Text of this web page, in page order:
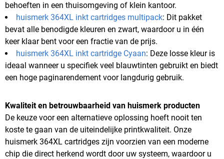
behoeften in een thuisomgeving of klein kantoor.
huismerk 364XL inkt cartridges multipack: Dit pakket
bevat alle benodigde kleuren en zwart, waardoor u in één
keer klaar bent voor een fractie van de prijs.
huismerk 364XL inkt cartridge Cyaan: Deze losse kleur is
ideaal wanneer u specifiek veel blauwtinten gebruikt en biedt
een hoge paginarendement voor langdurig gebruik.
Kwaliteit en betrouwbaarheid van huismerk producten
De keuze voor een alternatieve oplossing hoeft nooit ten
koste te gaan van de uiteindelijke printkwaliteit. Onze
huismerk 364XL cartridges zijn voorzien van een moderne
chip die direct herkend wordt door uw systeem, waardoor u